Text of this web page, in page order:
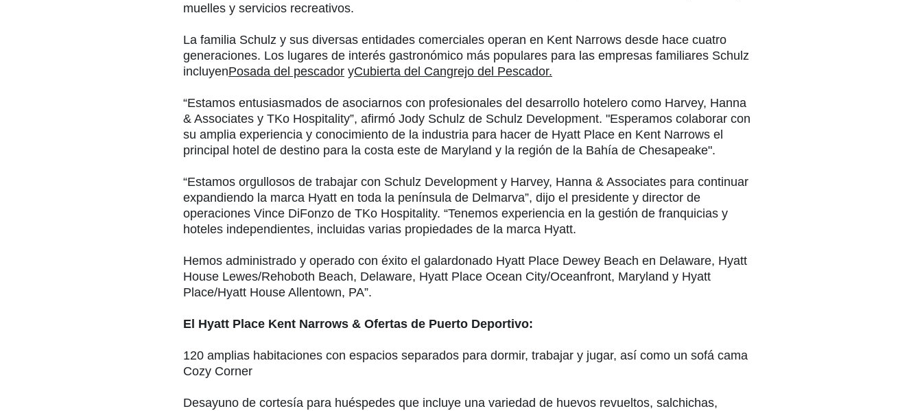
muelles y servicios recreativos.
La familia Schulz y sus diversas entidades comerciales operan en Kent Narrows desde hace cuatro
generaciones. Los lugares de interés gastronómico más populares para las empresas familiares Schulz
incluyenPosada del pescador yCubierta del Cangrejo del Pescador.
“Estamos entusiasmados de asociarnos con profesionales del desarrollo hotelero como Harvey, Hanna
& Associates y TKo Hospitality”, afirmó Jody Schulz de Schulz Development. "Esperamos colaborar con
su amplia experiencia y conocimiento de la industria para hacer de Hyatt Place en Kent Narrows el
principal hotel de destino para la costa este de Maryland y la región de la Bahía de Chesapeake".
“Estamos orgullosos de trabajar con Schulz Development y Harvey, Hanna & Associates para continuar
expandiendo la marca Hyatt en toda la península de Delmarva”, dijo el presidente y director de
operaciones Vince DiFonzo de TKo Hospitality. “Tenemos experiencia en la gestión de franquicias y
hoteles independientes, incluidas varias propiedades de la marca Hyatt.
Hemos administrado y operado con éxito el galardonado Hyatt Place Dewey Beach en Delaware, Hyatt
House Lewes/Rehoboth Beach, Delaware, Hyatt Place Ocean City/Oceanfront, Maryland y Hyatt
Place/Hyatt House Allentown, PA”.
El Hyatt Place Kent Narrows & Ofertas de Puerto Deportivo:
120 amplias habitaciones con espacios separados para dormir, trabajar y jugar, así como un sofá cama
Cozy Corner
Desayuno de cortesía para huéspedes que incluye una variedad de huevos revueltos, salchichas,